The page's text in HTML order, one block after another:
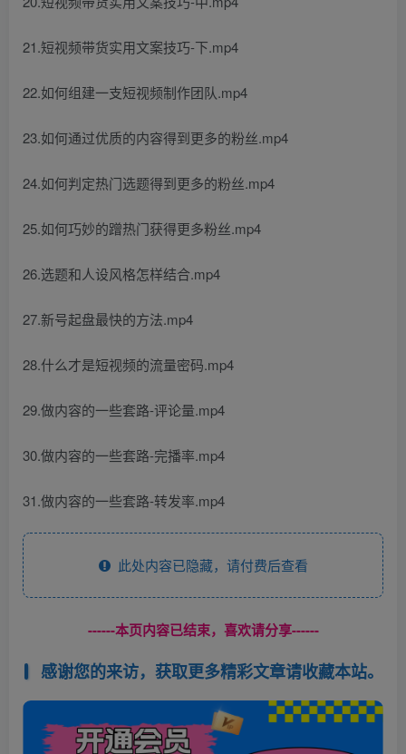
21.短视频带货实用文案技巧-下.mp4
22.如何组建一支短视频制作团队.mp4
23.如何通过优质的内容得到更多的粉丝.mp4
24.如何判定热门选题得到更多的粉丝.mp4
25.如何巧妙的蹭热门获得更多粉丝.mp4
26.选题和人设风格怎样结合.mp4
27.新号起盘最快的方法.mp4
28.什么才是短视频的流量密码.mp4
29.做内容的一些套路-评论量.mp4
30.做内容的一些套路-完播率.mp4
31.做内容的一些套路-转发率.mp4
此处内容已隐藏，请付费后查看
------本页内容已结束，喜欢请分享------
感谢您的来访，获取更多精彩文章请收藏本站。